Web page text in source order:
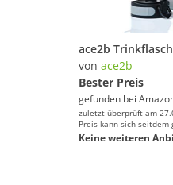
von ace2b
Bester Preis
gefunden bei
zuletzt überprüft am
Preis kann sich seitdem
Keine weiteren